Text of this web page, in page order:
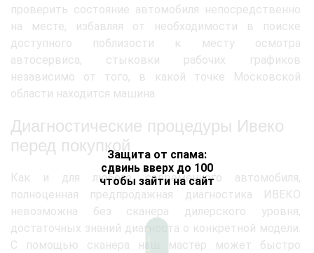
Защита от спама:
сдвинь вверх до 100
чтобы зайти на сайт
проверить состояние автомобиля непосредственно
на месте, избавляя от необходимости в поиске
доступного поблизости к месту осмотра
автосервиса, стыковки рабочих графиков
независимо от того, в какой точке Московской
области находится машина.
Диагностические процедуры Ивеко
перед покупкой
Как и для любого современного автомобиля,
полноценная предпродажная диагностика ИВЕКО
невозможна без сканера дилерского уровня,
достаточных знаний диагноста о конкретной модели.
С помощью сканера наш мастер может быстро